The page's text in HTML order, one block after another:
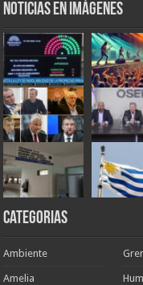
Noticias en Imágenes
Categorias
Ambiente
Amelia